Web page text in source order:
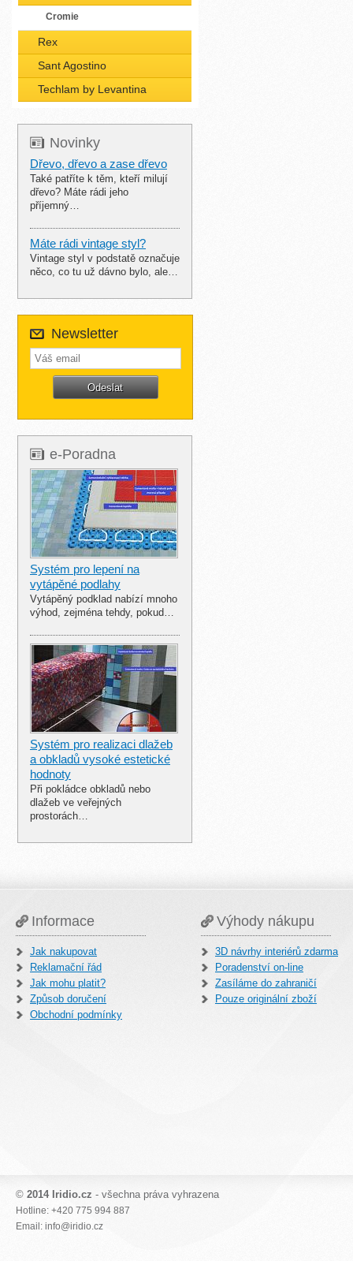
Cromie
Rex
Sant Agostino
Techlam by Levantina
Novinky
Dřevo, dřevo a zase dřevo
Také patříte k těm, kteří milují
dřevo? Máte rádi jeho
příjemný…
Máte rádi vintage styl?
Vintage styl v podstatě označuje
něco, co tu už dávno bylo, ale…
Newsletter
e-Poradna
Systém pro lepení na
vytápěné podlahy
Vytápěný podklad nabízí mnoho
výhod, zejména tehdy, pokud…
Systém pro realizaci dlažeb
a obkladů vysoké estetické
hodnoty
Při pokládce obkladů nebo
dlažeb ve veřejných
prostorách…
Informace
Jak nakupovat
Reklamační řád
Jak mohu platit?
Způsob doručení
Obchodní podmínky
Výhody nákupu
3D návrhy interiérů zdarma
Poradenství on-line
Zasíláme do zahraničí
Pouze originální zboží
© 2014 Iridio.cz - všechna práva vyhrazena
Hotline: +420 775 994 887
Email: info@iridio.cz